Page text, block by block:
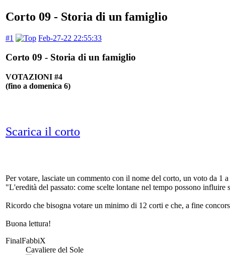
Corto 09 - Storia di un famiglio
#1 Feb-27-22 22:55:33
Corto 09 - Storia di un famiglio
VOTAZIONI #4
(fino a domenica 6)
Scarica il corto
Per votare, lasciate un commento con il nome del corto, un voto da 1
"L'eredità del passato: come scelte lontane nel tempo possono influire
Ricordo che bisogna votare un minimo di 12 corti e che, a fine
Buona lettura!
FinalFabbiX
Cavaliere del Sole